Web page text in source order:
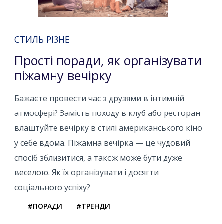
СТИЛЬ РІЗНЕ
Прості поради, як організувати
піжамну вечірку
Бажаєте провести час з друзями в інтимній
атмосфері? Замість походу в клуб або ресторан
влаштуйте вечірку в стилі американського кіно
у себе вдома. Піжамна вечірка — це чудовий
спосіб зблизитися, а також може бути дуже
веселою. Як їх організувати і досягти
соціального успіху?
#ПОРАДИ #ТРЕНДИ